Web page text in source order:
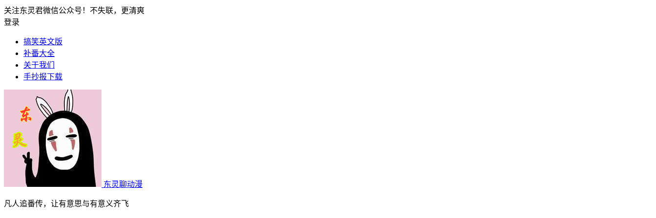
关注东灵君微信公众号！不失联，更清爽
登录
搞笑英文版
补番大全
关于我们
手抄报下载
东灵聊动漫
凡人追番传，让有意思与有意义齐飞